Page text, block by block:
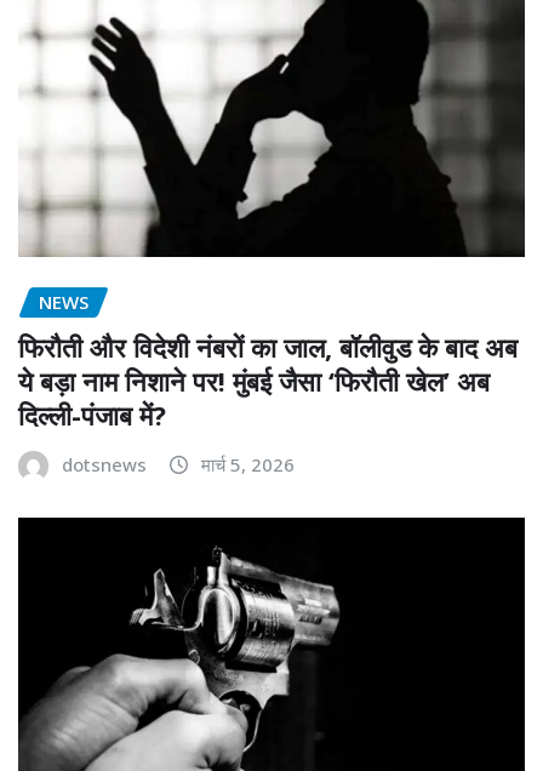
NEWS
फिरौती और विदेशी नंबरों का जाल, बॉलीवुड के बाद अब
ये बड़ा नाम निशाने पर! मुंबई जैसा ‘फिरौती खेल’ अब
दिल्ली-पंजाब में?
dotsnews मार्च 5, 2026